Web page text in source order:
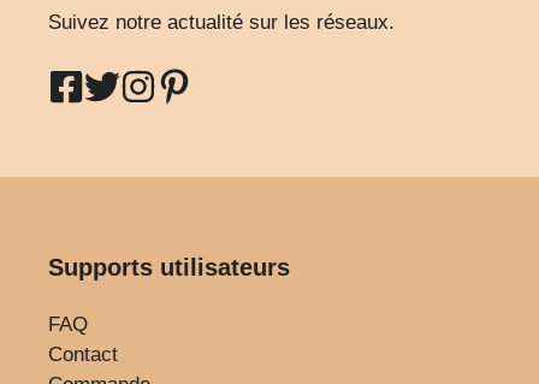
Suivez notre actualité sur les réseaux.
Supports utilisateurs
FAQ
Contact